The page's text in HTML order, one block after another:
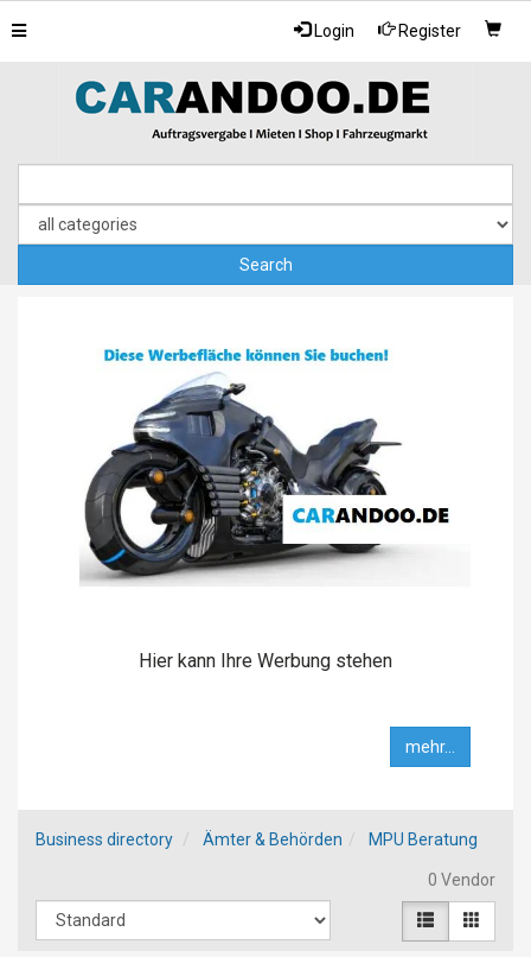
Login Register
Toggle
navigation
Hier kann Ihre Werbung stehen
mehr...
Business directory Ämter & Behörden MPU Beratung
0 Vendor